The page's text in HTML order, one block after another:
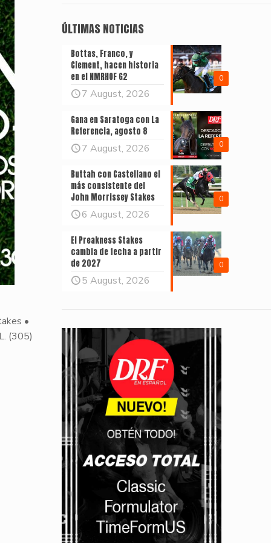
•
(305)
ÚLTIMAS NOTICIAS
0
Bottas, Franco, y
Clement, hacen historia
en el NMRHOF G2
7 August, 2026
0
Gana en Saratoga con La
Referencia, agosto 8
7 August, 2026
0
Buttah con Castellano el
más consistente del
John Morrissey Stakes
6 August, 2026
0
El Preakness Stakes
cambia de fecha a partir
de 2027
5 August, 2026